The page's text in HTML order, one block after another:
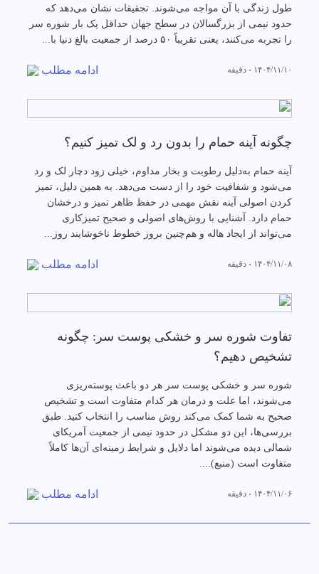
طول زندگی با آن مواجه می‌شوند. تحقیقات نشان می‌دهد که
حدود نیمی از بزرگسالان در سطح جهان حداقل یک بار شوره سر
را تجربه می‌کنند، یعنی تقریباً ۵۰ درصد از جمعیت بالغ دنیا با...
۱۴۰۴/۱۱/۱۰ دقیقه ادامه مطلب
چگونه آینه حمام را بدون رد و لک تمیز کنیم؟
آینه حمام به‌دلیل رطوبت و بخار مداوم، خیلی زود دچار لک و رد
می‌شود و شفافیت خود را از دست می‌دهد. به همین دلیل، تمیز
کردن اصولی آینه نقش مهمی در حفظ ظاهر تمیز و درخشان
حمام دارد. آشنایی با روش‌های اصولی و صحیح تمیزکاری
می‌تواند از ایجاد هاله و هم‌چنین بروز خطوط ناخوشایند روز...
۱۴۰۴/۱۱/۰۸ دقیقه ادامه مطلب
تفاوت شوره سر و خشکی پوست سر: چگونه
تشخیص دهیم؟
شوره سر و خشکی پوست سر هر دو باعث پوسته‌ریزی
می‌شوند، اما علت و درمان هر کدام متفاوت است و تشخیص
صحیح به شما کمک می‌کند روش مناسب را انتخاب کنید. طبق
بررسی‌ها، این دو مشکل در حدود نیمی از جمعیت آمریکای
شمالی دیده می‌شوند اما دلایل و شرایط زمینه‌ای آن‌ها کاملاً
متفاوت است (منبع)....
۱۴۰۴/۱۱/۰۶ دقیقه ادامه مطلب